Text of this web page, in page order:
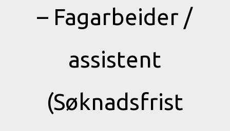
– Fagarbeider /
assistent
(Søknadsfrist